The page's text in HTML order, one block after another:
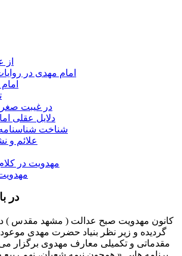
از
امام مهدی در
در غیبت
دلایل عقلی
شناخت
علائم و
مهدویت در
در
گردیده و زیر نظر بنیاد حضرت مهدی
مقدماتی و تکمیلی معارف مهدوی برگزار می